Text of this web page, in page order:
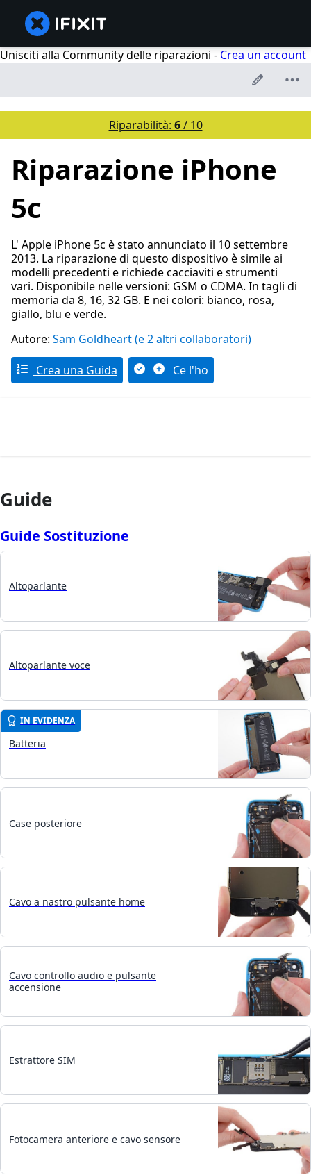
Unisciti alla Community delle riparazioni - Crea un account
Riparabilità: 6/ 10
Riparazione iPhone
5c
L' Apple iPhone 5c è stato annunciato il 10 settembre
2013. La riparazione di questo dispositivo è simile ai
modelli precedenti e richiede cacciaviti e strumenti
vari. Disponibile nelle versioni: GSM o CDMA. In tagli di
memoria da 8, 16, 32 GB. E nei colori: bianco, rosa,
giallo, blu e verde.
Autore: Sam Goldheart(e 2 altri collaboratori)
Crea una Guida Ce l'ho
Guide
Guide Sostituzione
Altoparlante
Altoparlante voce
IN EVIDENZA
Batteria
Case posteriore
Cavo a nastro pulsante home
Cavo controllo audio e pulsante
accensione
Estrattore SIM
Fotocamera anteriore e cavo sensore